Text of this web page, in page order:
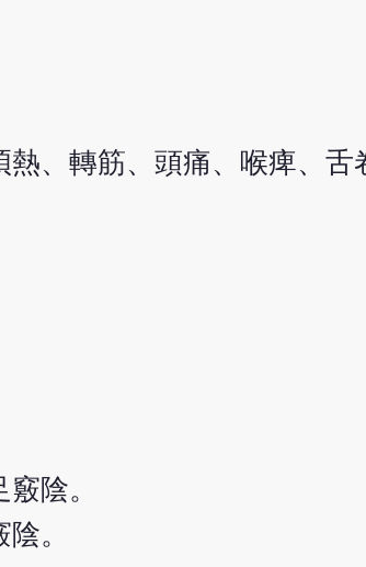
、轉筋、頭痛、喉痺、舌
陰。
。